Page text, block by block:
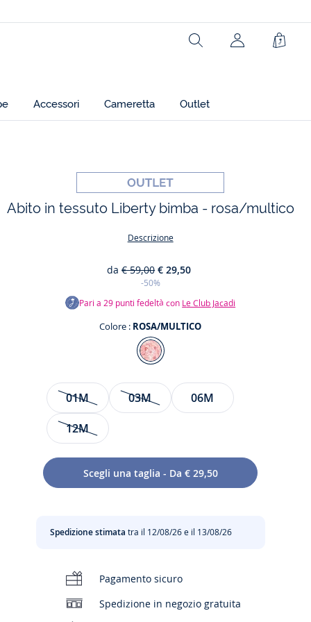
Rechercher
Accessori Cameretta Outlet
Abito in tessuto Liberty bimba - rosa/multico
Descrizione
da € 59,00 € 29,50
-50%
Pari a29 punti fedeltà con Le Club Jacadi
Colore : ROSA/MULTICO
Colore
ROSA/MULTICO
Taglia
01M 03M
06M
12M
Scegli una taglia - Da € 29,50
Spedizione stimata tra il 12/08/26 e il 13/08/26
Pagamento sicuro
Spedizione in negozio gratuita
Fodera: 100% cotone